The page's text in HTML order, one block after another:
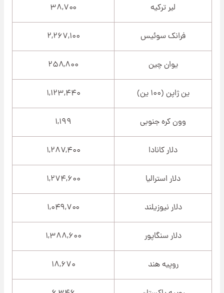
لیر ترکیه ۳۸,۷۰۰
فرانک سوئیس ۲,۲۶۷,۱۰۰
یوان چین ۲۵۸,۸۰۰
ین ژاپن (۱۰۰ ین) ۱,۱۲۳,۴۴۰
وون کره جنوبی ۱,۱۹۹
دلار کانادا ۱,۲۸۷,۴۰۰
دلار استرالیا ۱,۲۷۴,۶۰۰
دلار نیوزیلند ۱,۰۴۹,۷۰۰
دلار سنگاپور ۱,۳۸۸,۶۰۰
روپیه هند ۱۸,۶۷۰